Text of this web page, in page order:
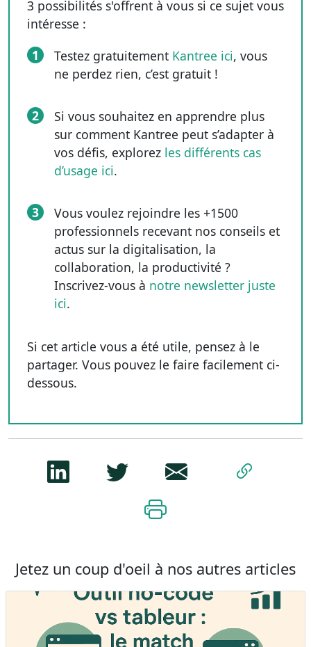
3 possibilités s'offrent à vous si ce sujet vous
intéresse :
1
Testez gratuitement Kantree ici, vous
ne perdez rien, c’est gratuit !
2
Si vous souhaitez en apprendre plus
sur comment Kantree peut s’adapter à
vos défis, explorez les différents cas
d’usage ici.
3
Vous voulez rejoindre les +1500
professionnels recevant nos conseils et
actus sur la digitalisation, la
collaboration, la productivité ?
Inscrivez-vous à notre newsletter juste
ici.
Si cet article vous a été utile, pensez à le
partager. Vous pouvez le faire facilement ci-
dessous.
Jetez un coup d'oeil à nos autres articles